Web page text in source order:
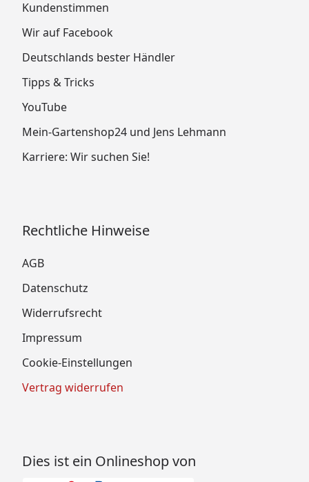
Kundenstimmen
Wir auf Facebook
Deutschlands bester Händler
Tipps & Tricks
YouTube
Mein-Gartenshop24 und Jens Lehmann
Karriere: Wir suchen Sie!
Rechtliche Hinweise
AGB
Datenschutz
Widerrufsrecht
Impressum
Cookie-Einstellungen
Vertrag widerrufen
Dies ist ein Onlineshop von